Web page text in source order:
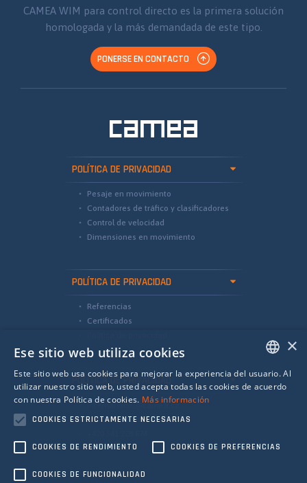
CAMEA WIM para control directo es la primera solución
homologada y la más demandada de este tipo.
PONERSE EN CONTACTO
POLÍTICA DE PRIVACIDAD
Pesaje en movimiento
Contadores de tráfico y clasificadores
Control de velocidad
Dimensiones en movimiento
POLÍTICA DE PRIVACIDAD
Referencias
Certificados
POLÍTICA DE PRIVACIDAD
international@camea.cz
camea@camea.cz
ENGLISH
×
Ese sitio web utiliza cookies
Este sitio web usa cookies para mejorar la experiencia del usuario. Al
utilizar nuestro sitio web, usted acepta todas las cookies de acuerdo
con nuestra Política de cookies. Más información
COOKIES ESTRICTAMENTE NECESARIAS
COOKIES DE RENDIMIENTO COOKIES DE PREFERENCIAS
COOKIES DE FUNCIONALIDAD